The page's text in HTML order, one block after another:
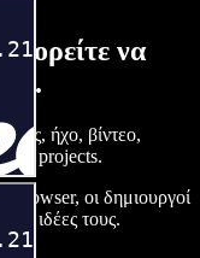
να
ήχο, βίντεο,
projects.
browser, οι δημιουργοί
ιδέες τους.